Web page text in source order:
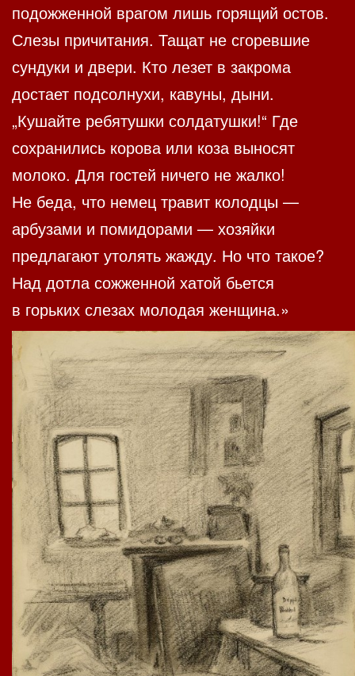
подожженной врагом лишь горящий остов.
Слезы причитания. Тащат не сгоревшие
сундуки и двери. Кто лезет в закрома
достает подсолнухи, кавуны, дыни.
„Кушайте ребятушки солдатушки!“ Где
сохранились корова или коза выносят
молоко. Для гостей ничего не жалко!
Не беда, что немец травит колодцы —
арбузами и помидорами — хозяйки
предлагают утолять жажду. Но что такое?
Над дотла сожженной хатой бьется
в горьких слезах молодая женщина.»